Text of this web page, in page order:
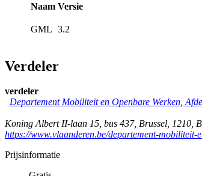
Naam Versie
GML 3.2
Verdeler
verdeler
Departement Mobiliteit en Openbare Werken,
Koning Albert II-laan 15, bus 437, Brussel, 1210,
https://www.vlaanderen.be/departement-mobiliteit-
Prijsinformatie